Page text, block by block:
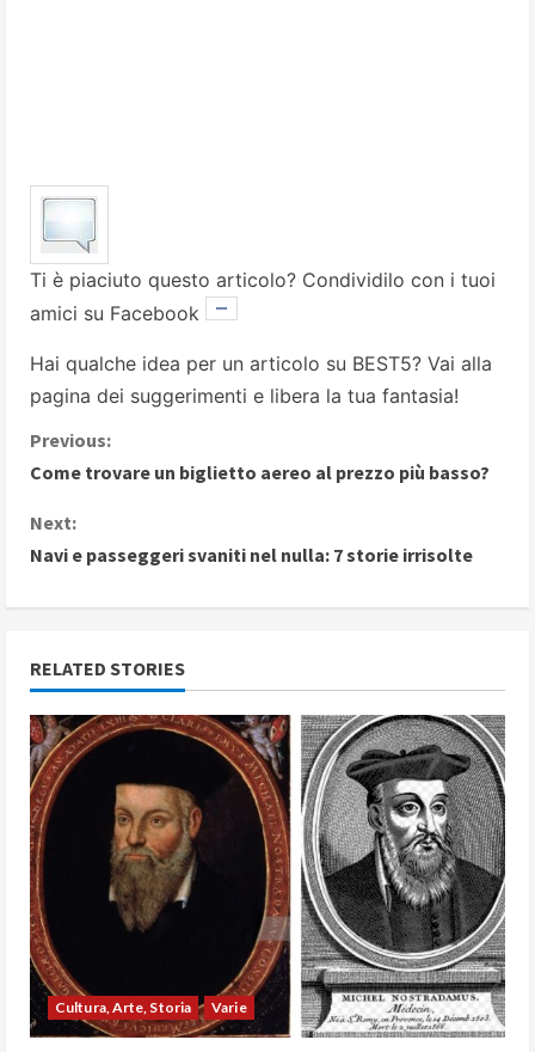
Ti è piaciuto questo articolo? Condividilo con i tuoi
amici su Facebook
Hai qualche idea per un articolo su BEST5? Vai alla
pagina dei suggerimenti e libera la tua fantasia!
C
n
t
n
u
e
R
e
a
d
Previous:
Come trovare un biglietto aereo al prezzo più basso?
Next:
Navi e passeggeri svaniti nel nulla: 7 storie irrisolte
RELATED STORIES
Cultura, Arte, Storia Varie